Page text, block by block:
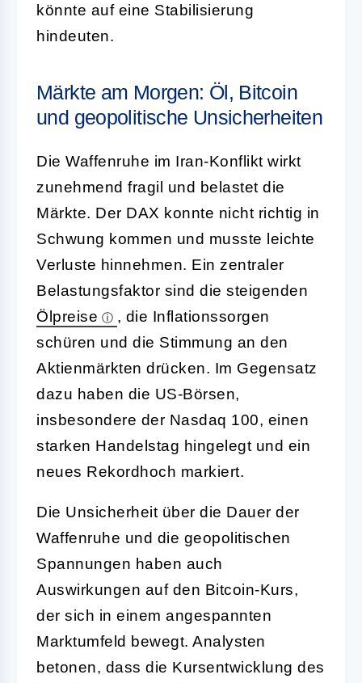
könnte auf eine Stabilisierung
hindeuten.
Märkte am Morgen: Öl, Bitcoin
und geopolitische Unsicherheiten
Die Waffenruhe im Iran-Konflikt wirkt
zunehmend fragil und belastet die
Märkte. Der DAX konnte nicht richtig in
Schwung kommen und musste leichte
Verluste hinnehmen. Ein zentraler
Belastungsfaktor sind die steigenden
Ölpreise
, die Inflationssorgen
schüren und die Stimmung an den
Aktienmärkten drücken. Im Gegensatz
dazu haben die US-Börsen,
insbesondere der Nasdaq 100, einen
starken Handelstag hingelegt und ein
neues Rekordhoch markiert.
Die Unsicherheit über die Dauer der
Waffenruhe und die geopolitischen
Spannungen haben auch
Auswirkungen auf den Bitcoin-Kurs,
der sich in einem angespannten
Marktumfeld bewegt. Analysten
betonen, dass die Kursentwicklung des